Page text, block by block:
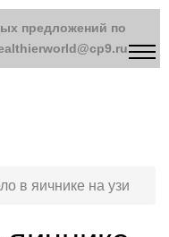
в яичнике на узи
предложений по